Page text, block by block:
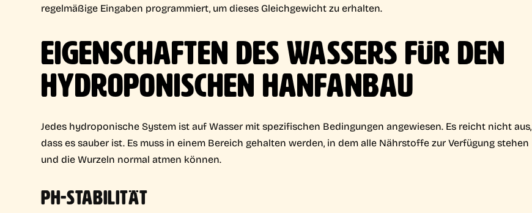
regelmäßige Eingaben programmiert, um dieses Gleichgewicht zu erhalten.
EIGENSCHAFTEN DES WASSERS FÜR DEN
HYDROPONISCHEN HANFANBAU
Jedes hydroponische System ist auf Wasser mit spezifischen Bedingungen angewiesen. Es reicht nicht aus,
dass es sauber ist. Es muss in einem Bereich gehalten werden, in dem alle Nährstoffe zur Verfügung stehen
und die Wurzeln normal atmen können.
PH-STABILITÄT